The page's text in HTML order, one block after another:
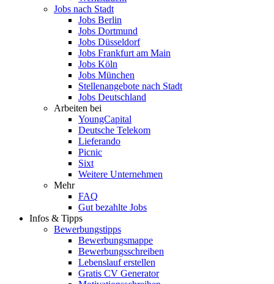
Jobs nach Stadt
Jobs Berlin
Jobs Dortmund
Jobs Düsseldorf
Jobs Frankfurt am Main
Jobs Köln
Jobs München
Stellenangebote nach Stadt
Jobs Deutschland
Arbeiten bei
YoungCapital
Deutsche Telekom
Lieferando
Picnic
Sixt
Weitere Unternehmen
Mehr
FAQ
Gut bezahlte Jobs
Infos & Tipps
Bewerbungstipps
Bewerbungsmappe
Bewerbungsschreiben
Lebenslauf erstellen
Gratis CV Generator